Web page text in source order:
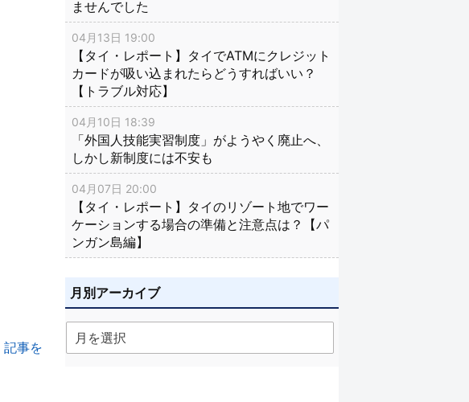
記事を
ませんでした
04月13日 19:00
【タイ・レポート】タイでATMにクレジット
カードが吸い込まれたらどうすればいい？
【トラブル対応】
04月10日 18:39
「外国人技能実習制度」がようやく廃止へ、
しかし新制度には不安も
04月07日 20:00
【タイ・レポート】タイのリゾート地でワー
ケーションする場合の準備と注意点は？【パ
ンガン島編】
月別アーカイブ